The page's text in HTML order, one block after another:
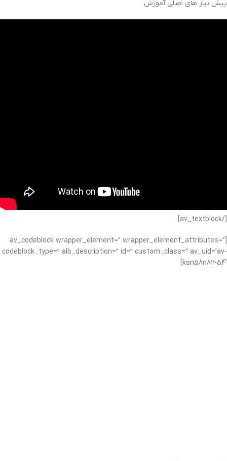
پیش نیاز های اصلی آموزش
[/av_textblock]
[av_codeblock wrapper_element=” wrapper_element_attributes=”
codeblock_type=” alb_description=” id=” custom_class=” av_uid=’av-
ksn58n82-54′]